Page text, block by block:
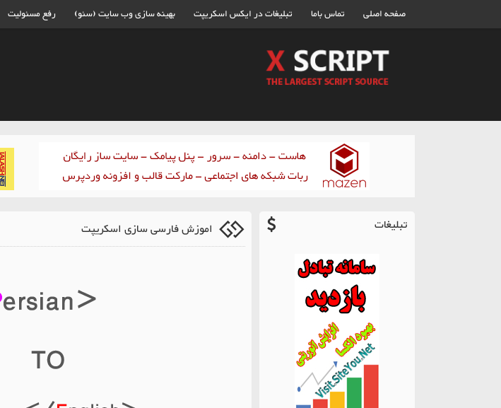
صفحه اصلی تماس باما تبلیغات در ایکس اسکریپت بهینه سازی وب سایت (سئو) رفع مسئولیت
تبلیغات اموزش فارسی سازی اسکریپت